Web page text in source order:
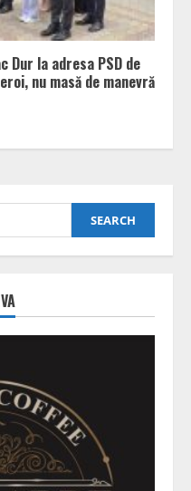
Dur la adresa PSD de
nu masă de manevră